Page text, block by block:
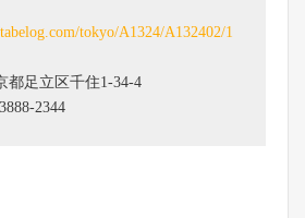
tokyo/A1324/A132402/1
足立区千住1-34-4
2344